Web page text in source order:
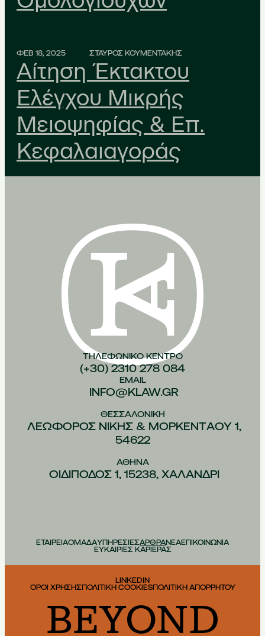
ΦΕΒ 18, 2025 ΣΤΑΥΡΟΣ ΚΟΥΜΕΝΤΑΚΗΣ
Αίτηση Έκτακτου
Ελέγχου Μικρής
Μειοψηφίας & Επ.
Κεφαλαιαγοράς
ΤΗΛΕΦΩΝΙΚO ΚEΝΤΡΟ
(+30) 2310 278 084
EMAIL
INFO@KLAW.GR
ΘΕΣΣΑΛΟΝIΚΗ
ΛΕΩΦOΡΟΣ ΝIΚΗΣ & ΜΟΡΚΕΝΤAΟΥ 1,
54622
ΑΘHΝΑ
ΟΙΔIΠΟΔΟΣ 1, 15238, ΧΑΛAΝΔΡΙ
ΕΤΑΙΡΕΙΑΟΜΑΔΑΥΠΗΡΕΣΙΕΣΑΡΘΡΑΝΕΑΕΠΙΚΟΙΝΩΝΙΑ
ΕΥΚΑΙΡΙΕΣ ΚΑΡΙΕΡΑΣ
LINKEDIN
ΟΡΟΙ ΧΡΗΣΗΣΠΟΛΙΤΙΚΗ COOKIESΠΟΛΙΤΙΚΗ ΑΠΟΡΡΗΤΟΥ
BEYOND